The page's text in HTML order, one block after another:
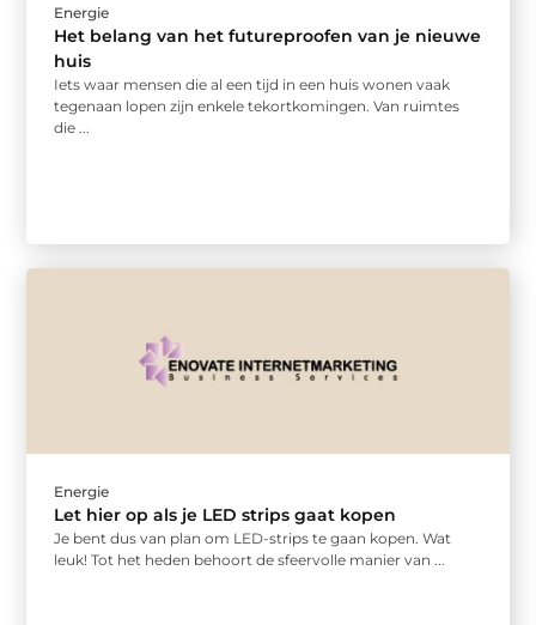
Energie
Het belang van het futureproofen van je nieuwe
huis
Iets waar mensen die al een tijd in een huis wonen vaak
tegenaan lopen zijn enkele tekortkomingen. Van ruimtes
die ...
Energie
Let hier op als je LED strips gaat kopen
Je bent dus van plan om LED-strips te gaan kopen. Wat
leuk! Tot het heden behoort de sfeervolle manier van ...